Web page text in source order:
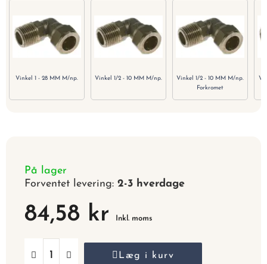
Vinkel 1 - 28 MM M/np. Vinkel 1/2 - 10 MM M/np.
Vinkel 1/2 - 10 MM M/np.
Forkromet
På lager
Forventet levering: 2-3 hverdage
84,58 kr Inkl. moms
Læg i kurv